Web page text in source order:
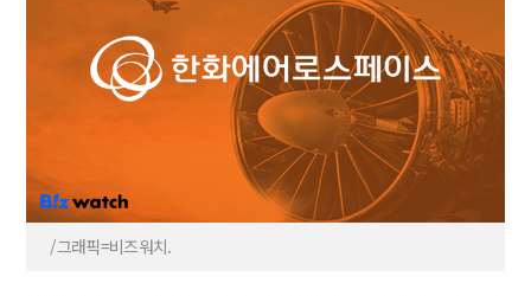
/그래픽=비즈워치.